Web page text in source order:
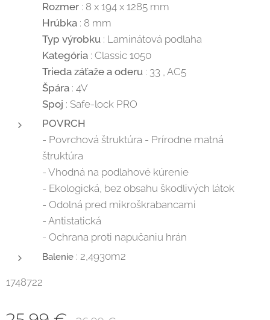
Rozmer : 8 x 194 x 1285 mm
Hrúbka : 8 mm
Typ výrobku : Laminátová podlaha
Kategória : Classic 1050
Trieda záťaže a oderu : 33 , AC5
Špára : 4V
Spoj : Safe-lock PRO
POVRCH
- Povrchová štruktúra - Prírodne matná
štruktúra
- Vhodná na podlahové kúrenie
- Ekologická, bez obsahu škodlivých látok
- Odolná pred mikroškrabancami
- Antistatická
- Ochrana proti napučaniu hrán
Balenie : 2,4930m2
1748722